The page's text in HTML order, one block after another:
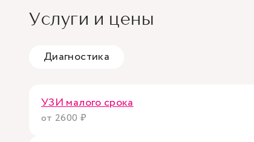
Услуги и цены
Диагностика
УЗИ малого срока
от 2600 ₽